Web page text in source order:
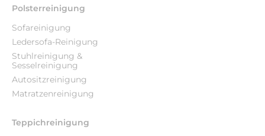
Polsterreinigung
Sofareinigung
Ledersofa-Reinigung
Stuhlreinigung &
Sesselreinigung
Autositzreinigung
Matratzenreinigung
Teppichreinigung